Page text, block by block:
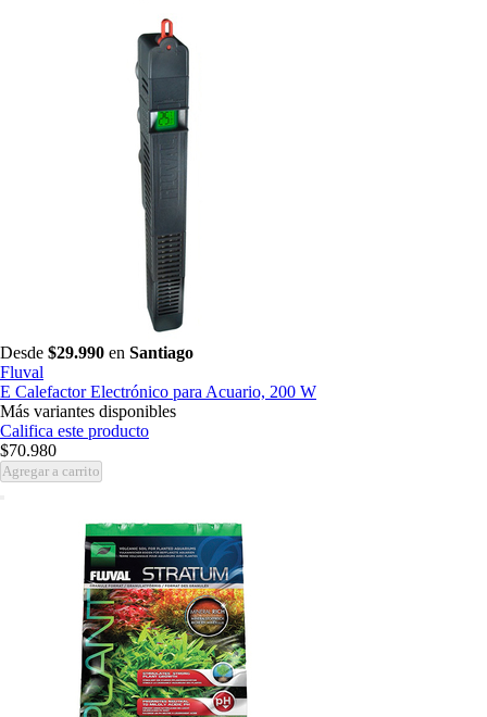
Desde $29.990 en Santiago
Fluval
E Calefactor Electrónico para Acuario, 200 W
Más variantes disponibles
Califica este producto
$70.980
Agregar a carrito